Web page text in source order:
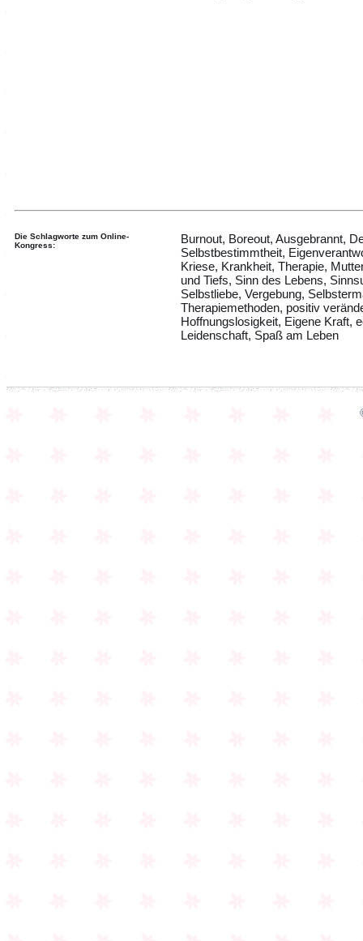
Die Schlagworte zum Online-
Kongress:
Burnout, Boreout, Ausgebrannt,
Selbstbestimmtheit,
Kriese, Krankheit, Therapie,
und Tiefs, Sinn des Lebens,
Selbstliebe, Vergebung,
Therapiemethoden, positiv
Hoffnungslosigkeit, Eigene Kraft,
Leidenschaft, Spaß am Leben